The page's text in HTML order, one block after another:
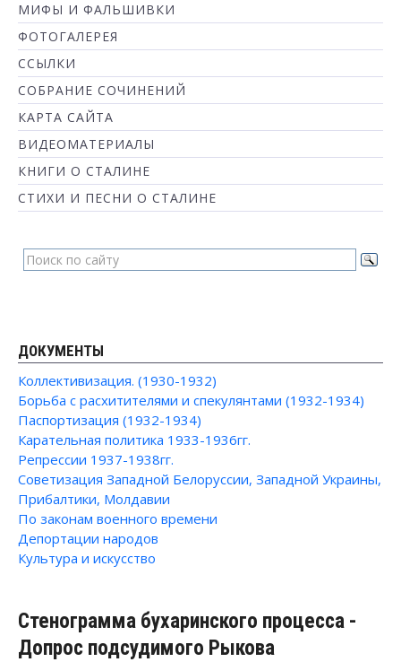
МИФЫ И ФАЛЬШИВКИ
ФОТОГАЛЕРЕЯ
ССЫЛКИ
СОБРАНИЕ СОЧИНЕНИЙ
КАРТА САЙТА
ВИДЕОМАТЕРИАЛЫ
КНИГИ О СТАЛИНЕ
СТИХИ И ПЕСНИ О СТАЛИНЕ
ДОКУМЕНТЫ
Коллективизация. (1930-1932)
Борьба с расхитителями и спекулянтами (1932-1934)
Паспортизация (1932-1934)
Карательная политика 1933-1936гг.
Репрессии 1937-1938гг.
Советизация Западной Белоруссии, Западной Украины,
Прибалтики, Молдавии
По законам военного времени
Депортации народов
Культура и искусство
Стенограмма бухаринского процесса -
Допрос подсудимого Рыкова